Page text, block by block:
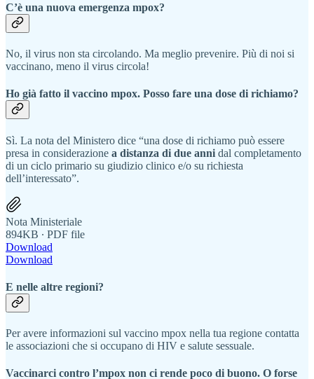
C’è una nuova emergenza mpox?
No, il virus non sta circolando. Ma meglio prevenire. Più di noi si
vaccinano, meno il virus circola!
Ho già fatto il vaccino mpox. Posso fare una dose di richiamo?
Sì. La nota del Ministero dice “una dose di richiamo può essere
presa in considerazione a distanza di due anni dal completamento
di un ciclo primario su giudizio clinico e/o su richiesta
dell’interessato”.
Nota Ministeriale
894KB ∙ PDF file
Download
Download
E nelle altre regioni?
Per avere informazioni sul vaccino mpox nella tua regione contatta
le associazioni che si occupano di HIV e salute sessuale.
Vaccinarci contro l’mpox non ci rende poco di buono. O forse